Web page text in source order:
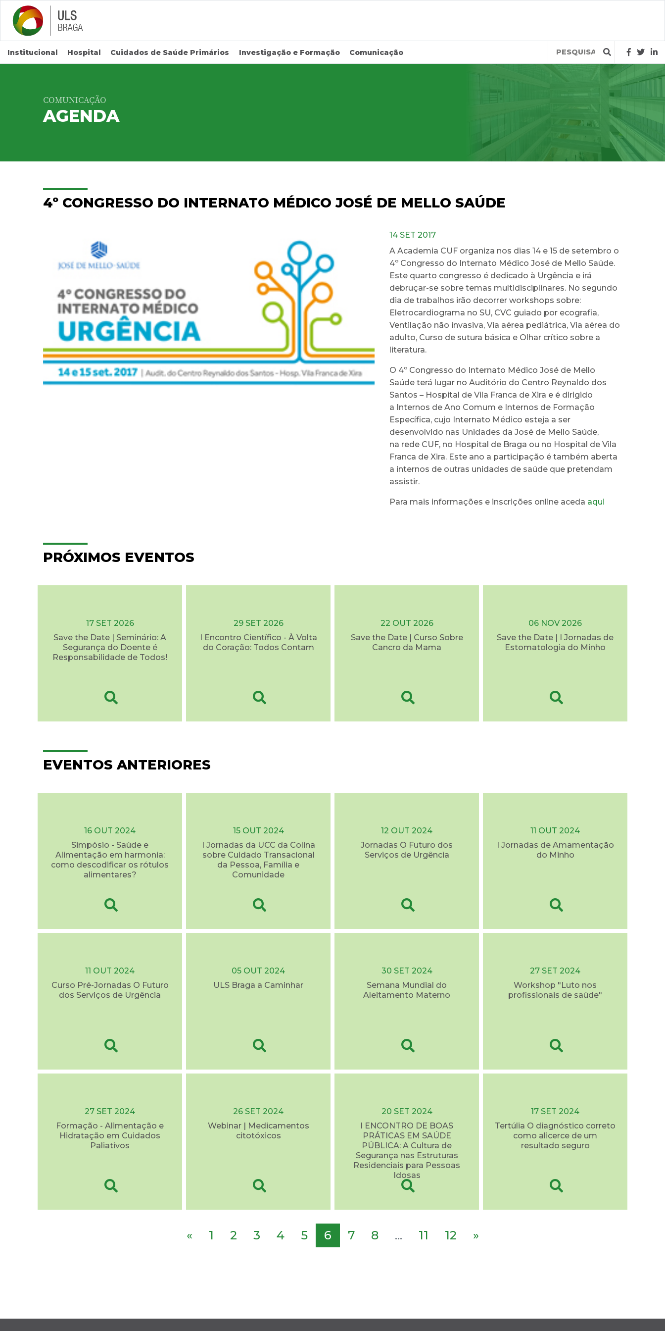
Saltar para conteúdo principal
Institucional Hospital Cuidados de Saúde Primários Investigação e Formação Comunicação
Query
COMUNICAÇÃO
AGENDA
4º CONGRESSO DO INTERNATO MÉDICO JOSÉ DE MELLO SAÚDE
14 SET 2017
A Academia CUF organiza nos dias 14 e 15 de setembro o
4º Congresso do Internato Médico José de Mello Saúde.
Este quarto congresso é dedicado à Urgência e irá
debruçar-se sobre temas multidisciplinares. No segundo
dia de trabalhos irão decorrer workshops sobre:
Eletrocardiograma no SU, CVC guiado por ecografia,
Ventilação não invasiva, Via aérea pediátrica, Via aérea do
adulto, Curso de sutura básica e Olhar crítico sobre a
literatura.
O 4º Congresso do Internato Médico José de Mello
Saúde terá lugar no Auditório do Centro Reynaldo dos
Santos – Hospital de Vila Franca de Xira e é dirigido
a Internos de Ano Comum e Internos de Formação
Específica, cujo Internato Médico esteja a ser
desenvolvido nas Unidades da José de Mello Saúde,
na rede CUF, no Hospital de Braga ou no Hospital de Vila
Franca de Xira. Este ano a participação é também aberta
a internos de outras unidades de saúde que pretendam
assistir.
Para mais informações e inscrições online aceda aqui
PRÓXIMOS EVENTOS
17 SET 2026
Save the Date | Seminário: A
Segurança do Doente é
Responsabilidade de Todos!
29 SET 2026
I Encontro Científico - À Volta
do Coração: Todos Contam
22 OUT 2026
Save the Date | Curso Sobre
Cancro da Mama
06 NOV 2026
Save the Date | I Jornadas de
Estomatologia do Minho
EVENTOS ANTERIORES
16 OUT 2024
Simpósio - Saúde e
Alimentação em harmonia:
como descodificar os rótulos
alimentares?
15 OUT 2024
I Jornadas da UCC da Colina
sobre Cuidado Transacional
da Pessoa, Família e
Comunidade
12 OUT 2024
Jornadas O Futuro dos
Serviços de Urgência
11 OUT 2024
I Jornadas de Amamentação
do Minho
11 OUT 2024
Curso Pré-Jornadas O Futuro
dos Serviços de Urgência
05 OUT 2024
ULS Braga a Caminhar
30 SET 2024
Semana Mundial do
Aleitamento Materno
27 SET 2024
Workshop "Luto nos
profissionais de saúde"
27 SET 2024
Formação - Alimentação e
Hidratação em Cuidados
Paliativos
26 SET 2024
Webinar | Medicamentos
citotóxicos
20 SET 2024
I ENCONTRO DE BOAS
PRÁTICAS EM SAÚDE
PÚBLICA: A Cultura de
Segurança nas Estruturas
Residenciais para Pessoas
Idosas
17 SET 2024
Tertúlia O diagnóstico correto
como alicerce de um
resultado seguro
« 1 2 3 4 5 6 7 8 ... 11 12 »